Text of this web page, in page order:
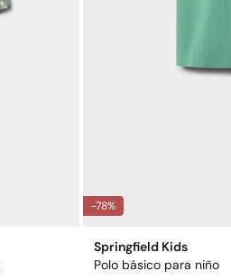
-78%
Springfield Kids
Polo básico para niño